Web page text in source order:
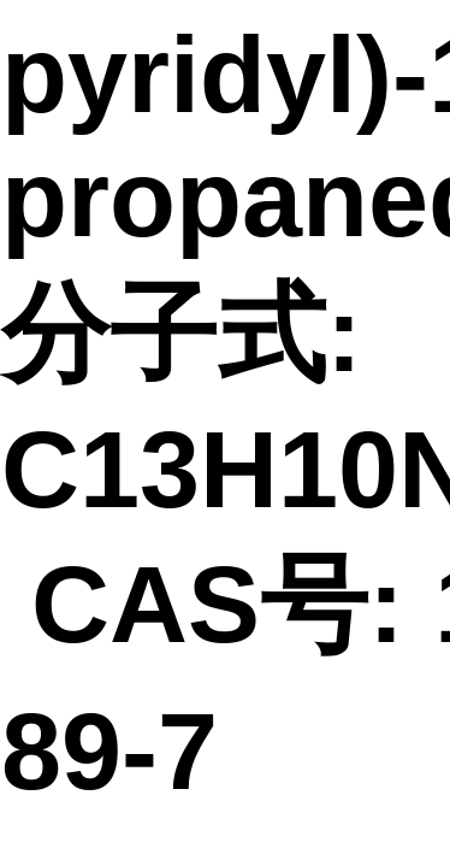
pyridyl)-
分子式:
CAS号:
89-7